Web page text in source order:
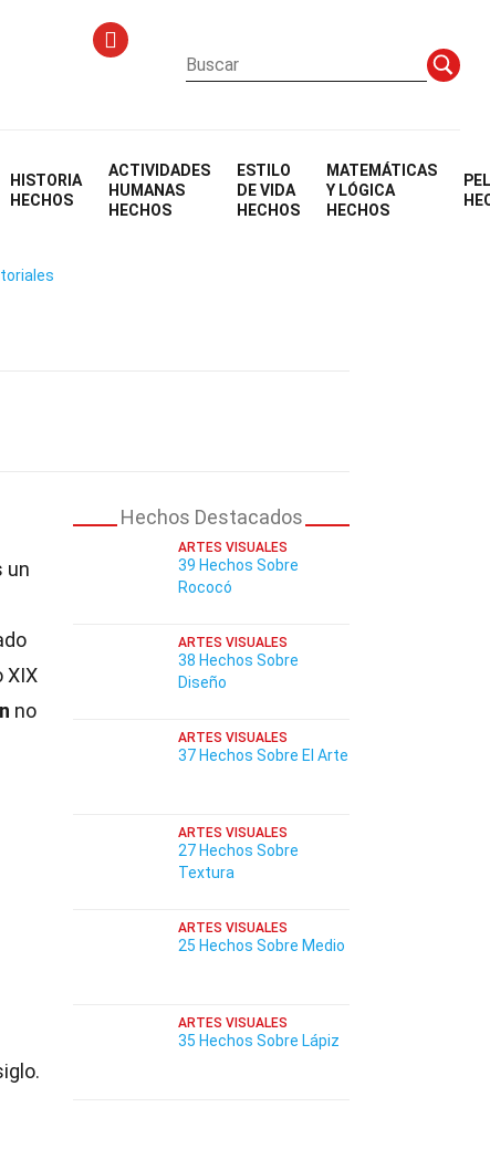
HISTORIA
HECHOS
ACTIVIDADES
HUMANAS
HECHOS
ESTILO
DE VIDA
HECHOS
MATEMÁTICAS
Y LÓGICA
HECHOS
un
XIX
no
Hechos Destacados
ARTES VISUALES
39 Hechos Sobre
Rococó
ARTES VISUALES
38 Hechos Sobre
Diseño
ARTES VISUALES
37 Hechos Sobre El Arte
ARTES VISUALES
27 Hechos Sobre
Textura
ARTES VISUALES
25 Hechos Sobre Medio
ARTES VISUALES
35 Hechos Sobre Lápiz